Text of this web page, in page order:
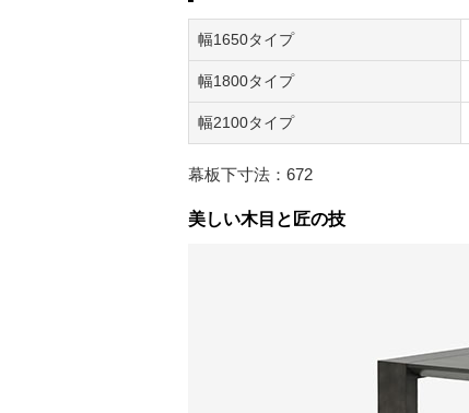
幅1650タイプ
幅1800タイプ
幅2100タイプ
幕板下寸法：672
美しい木目と匠の技